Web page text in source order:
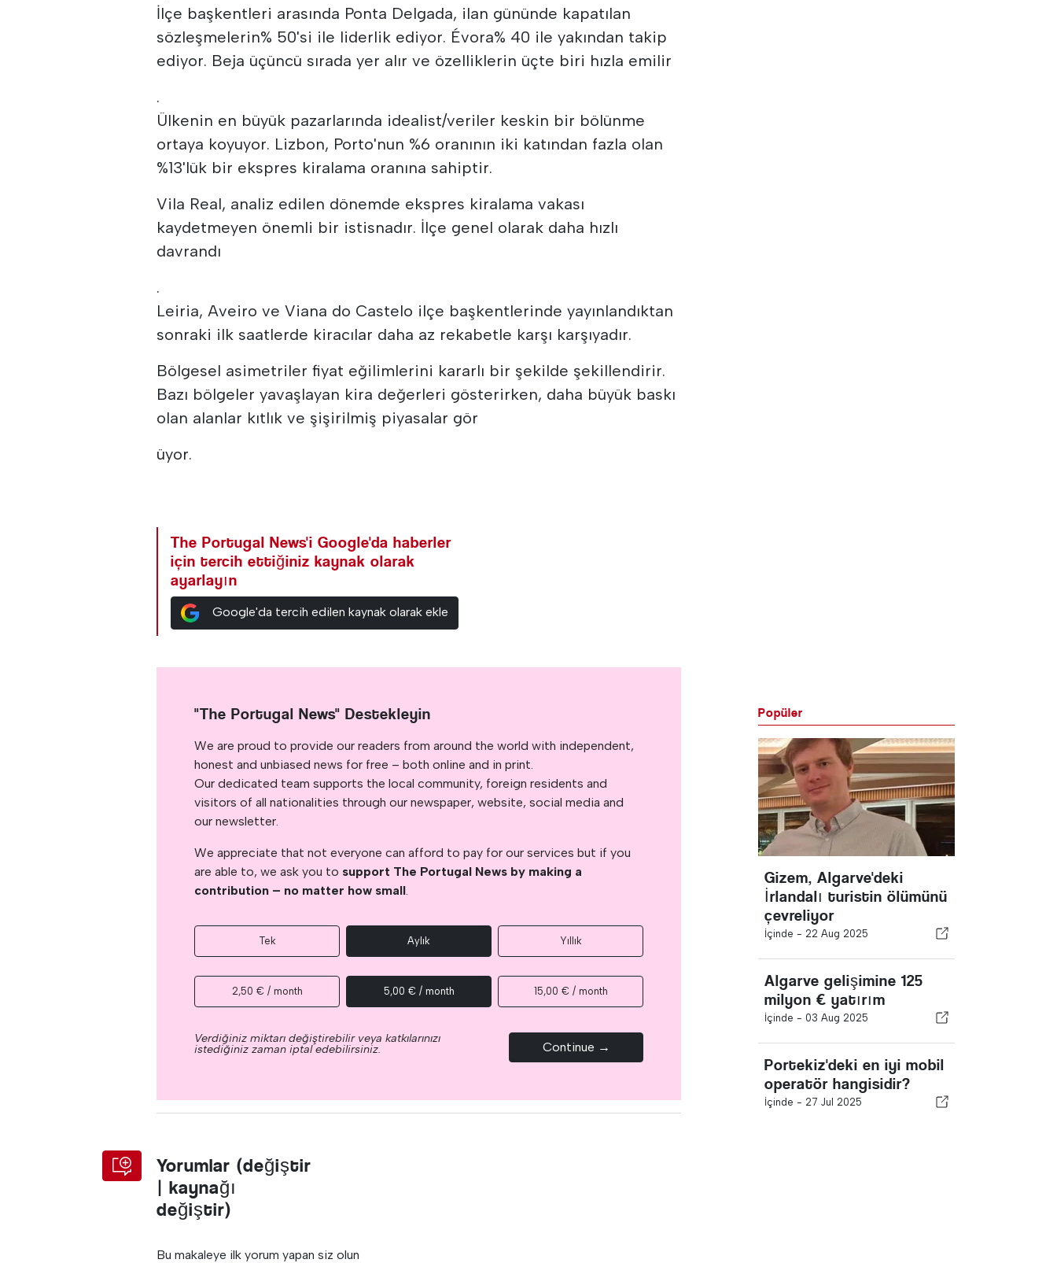
İlçe başkentleri arasında Ponta Delgada, ilan gününde kapatılan
sözleşmelerin% 50'si ile liderlik ediyor. Évora% 40 ile yakından takip
ediyor. Beja üçüncü sırada yer alır ve özelliklerin üçte biri hızla emilir
.
Ülkenin en büyük pazarlarında idealist/veriler keskin bir bölünme
ortaya koyuyor. Lizbon, Porto'nun %6 oranının iki katından fazla olan
%13'lük bir ekspres kiralama oranına sahiptir.
Vila Real, analiz edilen dönemde ekspres kiralama vakası
kaydetmeyen önemli bir istisnadır. İlçe genel olarak daha hızlı
davrandı
.
Leiria, Aveiro ve Viana do Castelo ilçe başkentlerinde yayınlandıktan
sonraki ilk saatlerde kiracılar daha az rekabetle karşı karşıyadır.
Bölgesel asimetriler fiyat eğilimlerini kararlı bir şekilde şekillendirir.
Bazı bölgeler yavaşlayan kira değerleri gösterirken, daha büyük baskı
olan alanlar kıtlık ve şişirilmiş piyasalar gör
üyor.
The Portugal News'i Google'da haberler
için tercih ettiğiniz kaynak olarak
ayarlayın
Google'da tercih edilen kaynak olarak ekle
"The Portugal News" Destekleyin
We are proud to provide our readers from around the world with independent,
honest and unbiased news for free – both online and in print.
Our dedicated team supports the local community, foreign residents and
visitors of all nationalities through our newspaper, website, social media and
our newsletter.
We appreciate that not everyone can afford to pay for our services but if you
are able to, we ask you to support The Portugal News by making a
contribution – no matter how small.
Tek Aylık Yıllık
2,50 € / month 5,00 € / month 15,00 € / month
Verdiğiniz miktarı değiştirebilir veya katkılarınızı
istediğiniz zaman iptal edebilirsiniz. Continue →
Yorumlar (değiştir
| kaynağı
değiştir)
Bu makaleye ilk yorum yapan siz olun
Popüler
Gizem, Algarve'deki
İrlandalı turistin ölümünü
çevreliyor
İçinde - 22 Aug 2025
Algarve gelişimine 125
milyon € yatırım
İçinde - 03 Aug 2025
Portekiz'deki en iyi mobil
operatör hangisidir?
İçinde - 27 Jul 2025